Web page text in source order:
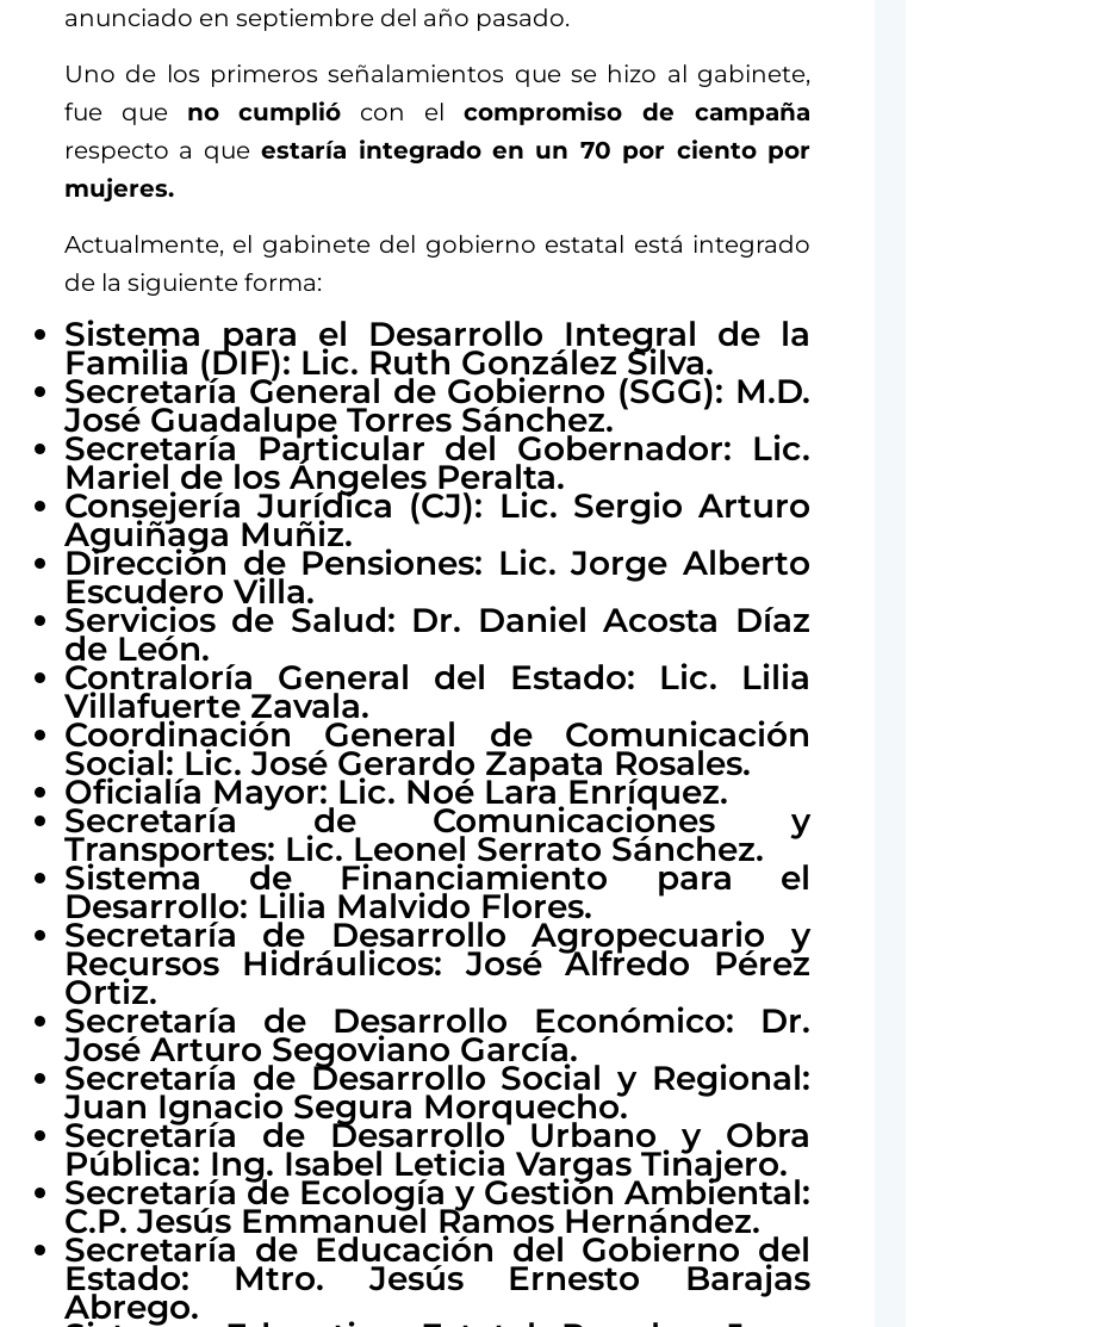
anunciado en septiembre del año pasado.
Uno de los primeros señalamientos que se hizo al gabinete,
fue que no cumplió con el compromiso de campaña
respecto a queestaría integrado en un 70 por ciento por
mujeres.
Actualmente, el gabinete del gobierno estatal está integrado
de la siguiente forma:
Sistema para el Desarrollo Integral de la
Familia (DIF): Lic. Ruth González Silva.
Secretaría General de Gobierno (SGG): M.D.
José Guadalupe Torres Sánchez.
Secretaría Particular del Gobernador: Lic.
Mariel de los Ángeles Peralta.
Consejería Jurídica (CJ): Lic. Sergio Arturo
Aguiñaga Muñiz.
Dirección de Pensiones: Lic. Jorge Alberto
Escudero Villa.
Servicios de Salud: Dr. Daniel Acosta Díaz
de León.
Contraloría General del Estado: Lic. Lilia
Villafuerte Zavala.
Coordinación General de Comunicación
Social: Lic. José Gerardo Zapata Rosales.
Oficialía Mayor: Lic. Noé Lara Enríquez.
Secretaría de Comunicaciones y
Transportes: Lic. Leonel Serrato Sánchez.
Sistema de Financiamiento para el
Desarrollo: Lilia Malvido Flores.
Secretaría de Desarrollo Agropecuario y
Recursos Hidráulicos: José Alfredo Pérez
Ortiz.
Secretaría de Desarrollo Económico: Dr.
José Arturo Segoviano García.
Secretaría de Desarrollo Social y Regional:
Juan Ignacio Segura Morquecho.
Secretaría de Desarrollo Urbano y Obra
Pública: Ing. Isabel Leticia Vargas Tinajero.
Secretaría de Ecología y Gestión Ambiental:
C.P. Jesús Emmanuel Ramos Hernández.
Secretaría de Educación del Gobierno del
Estado: Mtro. Jesús Ernesto Barajas
Abrego.